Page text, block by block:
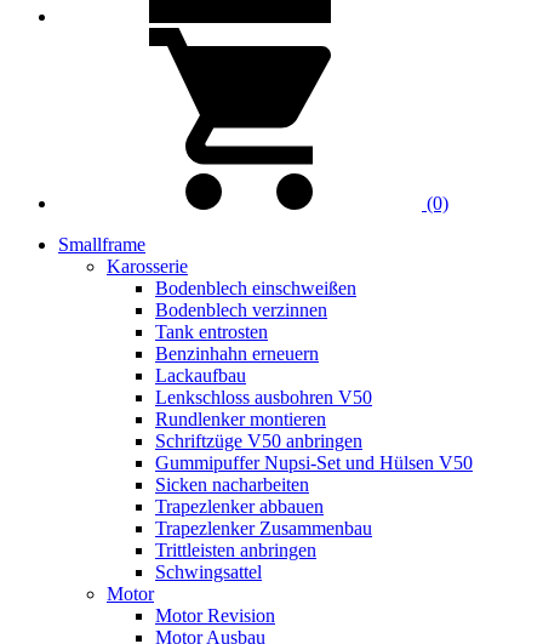
(0)
Smallframe
Karosserie
Bodenblech einschweißen
Bodenblech verzinnen
Tank entrosten
Benzinhahn erneuern
Lackaufbau
Lenkschloss ausbohren V50
Rundlenker montieren
Schriftzüge V50 anbringen
Gummipuffer Nupsi-Set und Hülsen V50
Sicken nacharbeiten
Trapezlenker abbauen
Trapezlenker Zusammenbau
Trittleisten anbringen
Schwingsattel
Motor
Motor Revision
Motor Ausbau